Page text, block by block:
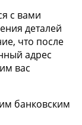
с вами
деталей
что после
адрес
вас
банковским